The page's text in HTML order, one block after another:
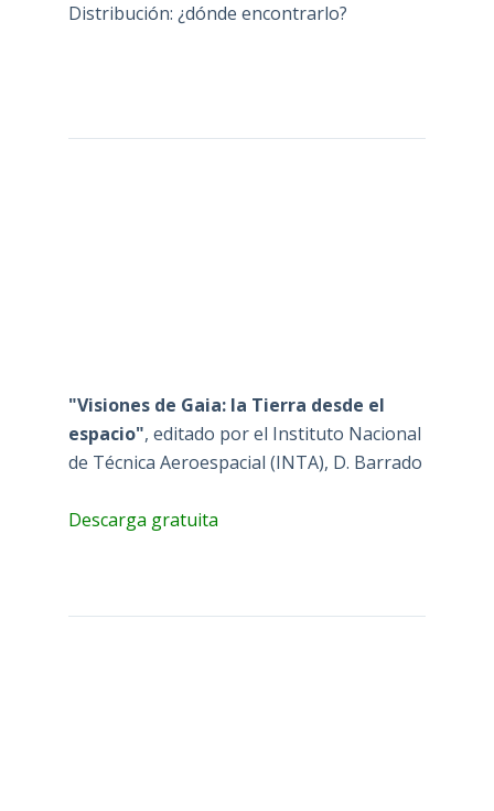
Distribución: ¿dónde encontrarlo?
"Visiones de Gaia: la Tierra desde el
espacio", editado por el Instituto Nacional
de Técnica Aeroespacial (INTA), D. Barrado
Descarga gratuita